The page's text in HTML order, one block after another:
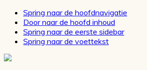
Spring naar de hoofdnavigatie
Door naar de hoofd inhoud
Spring naar de eerste sidebar
Spring naar de voettekst